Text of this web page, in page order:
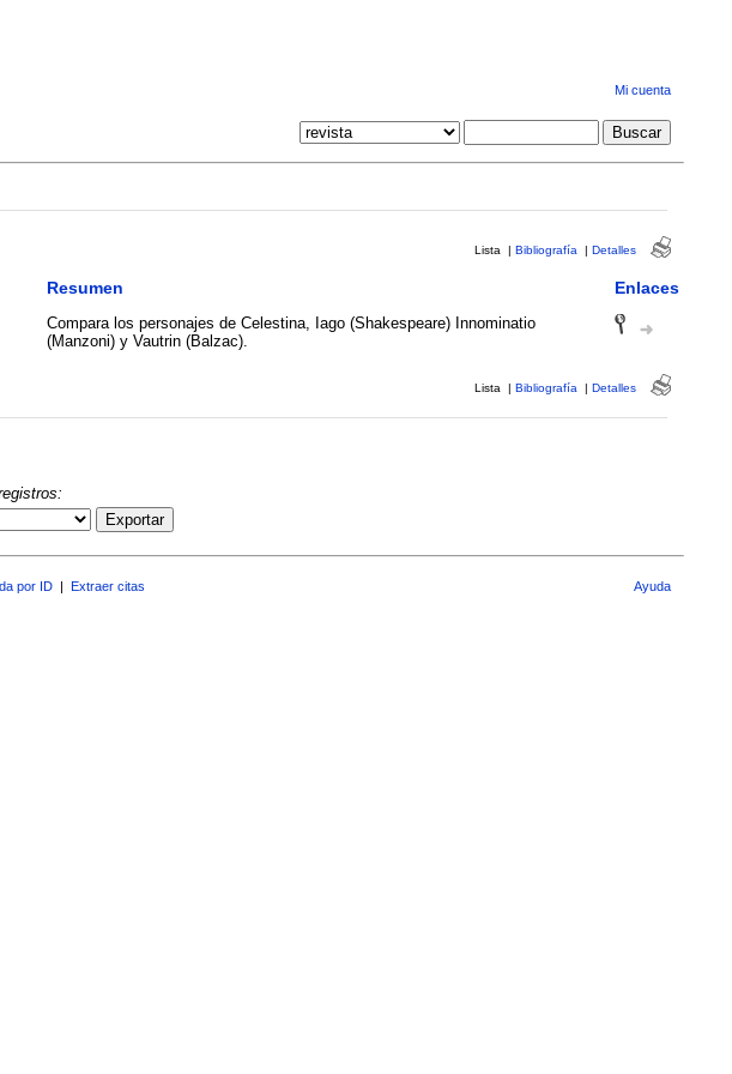
Mi cuenta
Lista | Bibliografía | Detalles
Resumen Enlaces
Compara los personajes de Celestina, Iago (Shakespeare) Innominatio
(Manzoni) y Vautrin (Balzac).
Lista | Bibliografía | Detalles
Exportar
por ID Extraer citas Ayuda